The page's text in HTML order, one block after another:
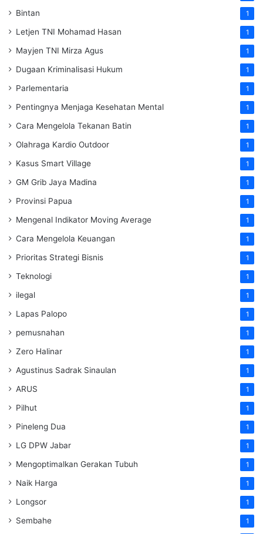
Bintan 1
Letjen TNI Mohamad Hasan 1
Mayjen TNI Mirza Agus 1
Dugaan Kriminalisasi Hukum 1
Parlementaria 1
Pentingnya Menjaga Kesehatan Mental 1
Cara Mengelola Tekanan Batin 1
Olahraga Kardio Outdoor 1
Kasus Smart Village 1
GM Grib Jaya Madina 1
Provinsi Papua 1
Mengenal Indikator Moving Average 1
Cara Mengelola Keuangan 1
Prioritas Strategi Bisnis 1
Teknologi 1
ilegal 1
Lapas Palopo 1
pemusnahan 1
Zero Halinar 1
Agustinus Sadrak Sinaulan 1
ARUS 1
Pilhut 1
Pineleng Dua 1
LG DPW Jabar 1
Mengoptimalkan Gerakan Tubuh 1
Naik Harga 1
Longsor 1
Sembahe 1